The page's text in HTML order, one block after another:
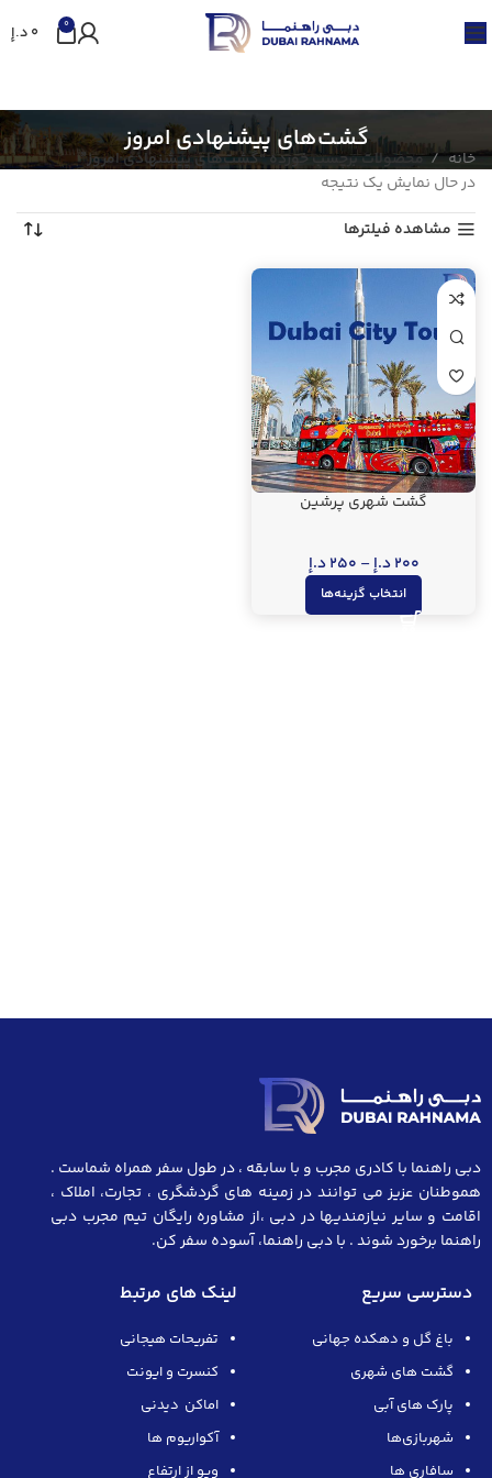
0
0 د.إ
گشت‌های پیشنهادی امروز
خانه
محصولات برچسب خورده “گشت‌های پیشنهادی امروز”
در حال نمایش یک نتیجه
مشاهده فیلترها
گشت شهری پرشین
200 د.إ–
250 د.إ
انتخاب گزینه‌ها
دبی راهنما با کادری مجرب و با سابقه ، در طول سفر همراه شماست .
هموطنان عزیز می توانند در زمینه های گردشگری ، تجارت، املاک ،
اقامت و سایر نیازمندیها در دبی ،از مشاوره رایگان تیم مجرب دبی
راهنما برخورد شوند . با دبی راهنما، آسوده سفر کن.
دسترسی سریع
باغ گل و دهکده جهانی
گشت های شهری
پارک های آبی
شهربازی‌ها
سافاری ها
لینک های مرتبط
تفریحات هیجانی
کنسرت و ایونت
اماکن دیدنی
آکواریوم ها
ویو از ارتفاع